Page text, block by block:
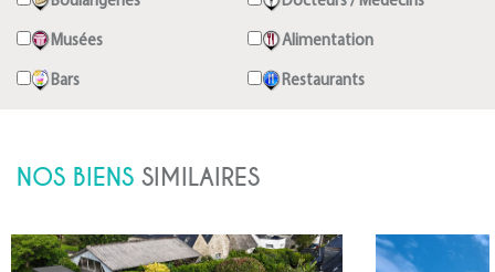
Musées Alimentation
Bars Restaurants
NOS BIENS SIMILAIRES